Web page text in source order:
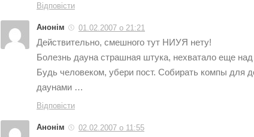
Відповісти
Анонім 01.02.2007 о 21:21
Действительно, смешного тут НИУЯ нету!
Болезнь дауна страшная штука, нехватало еще
Будь человеком, убери пост. Собирать компы для
даунами …
Відповісти
Анонім 02.02.2007 о 11:55